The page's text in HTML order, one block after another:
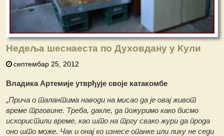
Недеља шеснаеста по Духовдану у Кули
септембар 25, 2012
Владика Артемије утврђује своје катакомбе
„Прича о талантима наводи на мисао да је овај живот
време тргoвине. Треба, дакле, да пожуримо како бисмо
искористили време, као што на тргу свако жури да прода
оно што може. Чак и онај ко изнесе опанке или лику не седи